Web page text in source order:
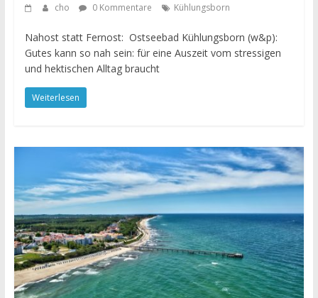
cho 0 Kommentare Kühlungsborn
Nahost statt Fernost: Ostseebad Kühlungsborn (w&p):
Gutes kann so nah sein: für eine Auszeit vom stressigen
und hektischen Alltag braucht
Weiterlesen